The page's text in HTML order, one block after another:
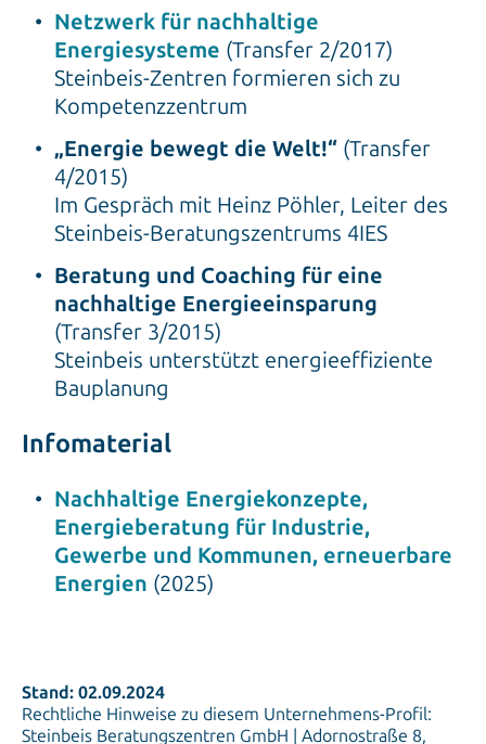
Netzwerk für nachhaltige
Energiesysteme (Transfer 2/2017)
Steinbeis-Zentren formieren sich zu
Kompetenzzentrum
„Energie bewegt die Welt!“ (Transfer
4/2015)
Im Gespräch mit Heinz Pöhler, Leiter des
Steinbeis-Beratungszentrums 4IES
Beratung und Coaching für eine
nachhaltige Energieeinsparung
(Transfer 3/2015)
Steinbeis unterstützt energieeffiziente
Bauplanung
Infomaterial
Nachhaltige Energiekonzepte,
Energieberatung für Industrie,
Gewerbe und Kommunen, erneuerbare
Energien (2025)
Stand: 02.09.2024
Rechtliche Hinweise zu diesem Unternehmens-Profil:
Steinbeis Beratungszentren GmbH | Adornostraße 8,